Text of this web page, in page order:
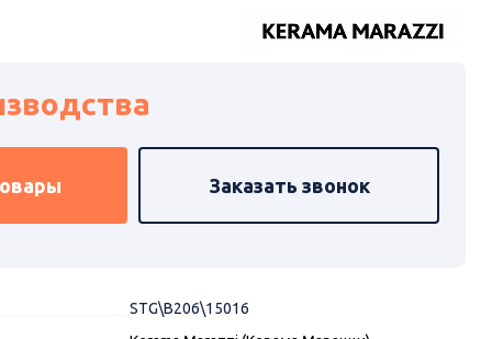
Заказать звонок
STG\B206\15016